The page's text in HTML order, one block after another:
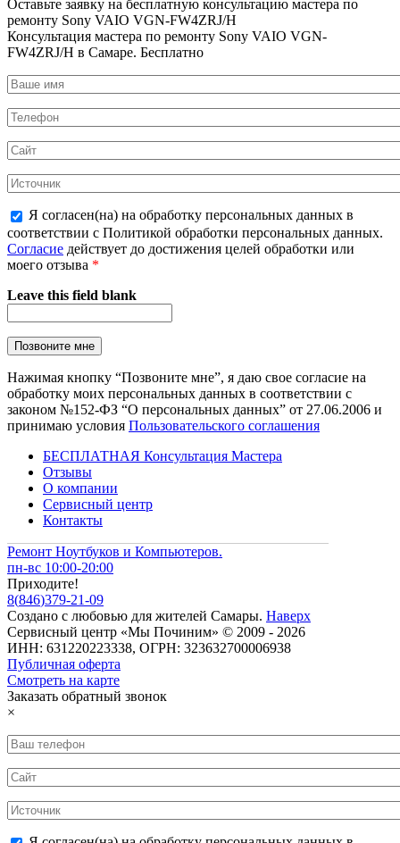
Оставьте заявку на бесплатную консультацию мастера по
ремонту Sony VAIO VGN-FW4ZRJ/H
Консультация мастера по ремонту Sony VAIO VGN-
FW4ZRJ/H в Самаре. Бесплатно
Я согласен(на) на обработку персональных данных в
соответствии с Политикой обработки персональных данных.
Согласие действует до достижения целей обработки или
моего отзыва *
Leave this field blank
Нажимая кнопку “Позвоните мне”, я даю свое согласие на
обработку моих персональных данных в соответствии с
законом №152-ФЗ “О персональных данных” от 27.06.2006 и
принимаю условия Пользовательского соглашения
БЕСПЛАТНАЯ Консультация Мастера
Отзывы
О компании
Сервисный центр
Контакты
Ремонт Ноутбуков и Компьютеров.
пн-вс 10:00-20:00
Приходите!
8(846)379-21-09
Создано с любовью для жителей Самары. Наверх
Сервисный центр «Мы Починим» © 2009 - 2026
ИНН: 631220223338, ОГРН: 323632700006938
Публичная оферта
Смотреть на карте
Заказать обратный звонок
×